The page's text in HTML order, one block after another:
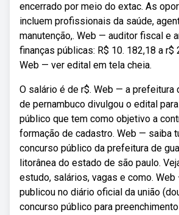
encerrado por meio do extac. As
incluem profissionais da saúde,
manutenção,. Web — auditor fiscal e
finanças públicas: R$ 10. 182,18 a r$
Web — ver edital em tela cheia.
O salário é de r$. Web — a prefeitura
de pernambuco divulgou o edital
público que tem como objetivo a
formação de cadastro. Web — saiba
concurso público da prefeitura de
litorânea do estado de são paulo.
estudo, salários, vagas e como.
publicou no diário oficial da união
concurso público para